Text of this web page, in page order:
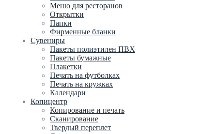
Меню для ресторанов
Открытки
Папки
Фирменные бланки
Сувениры
Пакеты полиэтилен ПВХ
Пакеты бумажные
Плакетки
Печать на футболках
Печать на кружках
Календари
Копицентр
Копирование и печать
Сканирование
Твердый переплет